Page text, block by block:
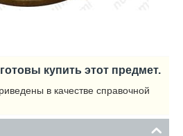
купить этот предмет.
в качестве справочной